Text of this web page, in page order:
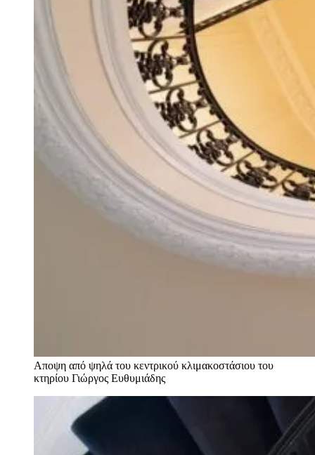
Αποψη από ψηλά του κεντρικού κλιμακοστάσιου του
κτηρίου Γιώργος Ευθυμιάδης